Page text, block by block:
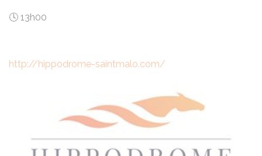
🕓 13h00
http://hippodrome-saintmalo.com/